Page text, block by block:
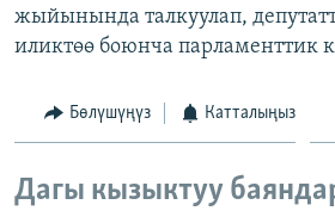
жыйынында талкуулап,
иликтөө боюнча парламенттик
Бөлүшүңүз Катталыңыз
Дагы кызыктуу